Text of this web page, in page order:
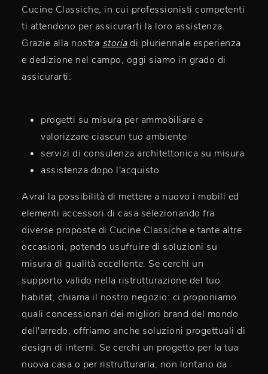
Cucine Classiche, in cui professionisti competenti
ti attendono per assicurarti la loro assistenza.
Grazie alla nostra storiadi pluriennale esperienza
e dedizione nel campo, oggi siamo in grado di
assicurarti:
progetti su misura per ammobiliare e
valorizzare ciascun tuo ambiente
servizi di consulenza architettonica su misura
assistenza dopo l'acquisto
Avrai la possibilità di mettere a nuovo i mobili ed
elementi accessori di casa selezionando fra
diverse proposte di Cucine Classiche e tante altre
occasioni, potendo usufruire di soluzioni su
misura di qualità eccellente. Se cerchi un
supporto valido nella ristrutturazione del tuo
habitat, chiama il nostro negozio: ci proponiamo
quali concessionari dei migliori brand del mondo
dell'arredo, offriamo anche soluzioni progettuali di
design di interni. Se cerchi un progetto per la tua
nuova casa o per ristrutturarla, non lontano da